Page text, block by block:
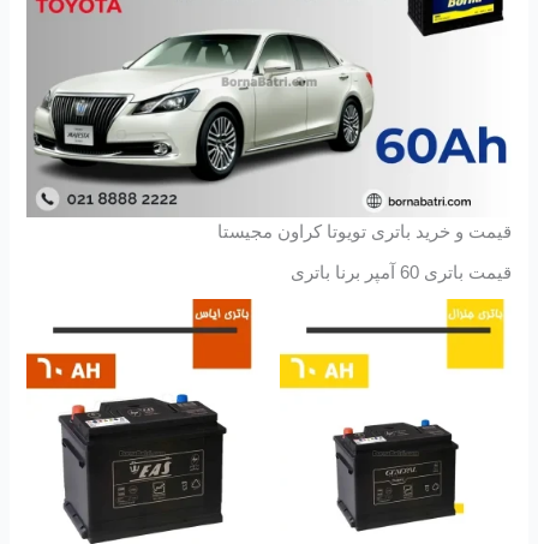
قیمت و خرید باتری تویوتا کراون مجیستا
قیمت باتری 60 آمپر برنا باتری